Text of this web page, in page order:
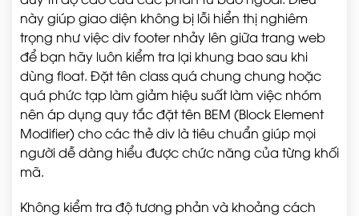
này giúp giao diện không bị lỗi hiển thị nghiêm
trọng như việc div footer nhảy lên giữa trang web
để bạn hãy luôn kiểm tra lại khung bao sau khi
dùng float. Đặt tên class quá chung chung hoặc
quá phức tạp làm giảm hiệu suất làm việc nhóm
nên áp dụng quy tắc đặt tên BEM (Block Element
Modifier) cho các thẻ div là tiêu chuẩn giúp mọi
người dễ dàng hiểu được chức năng của từng khối
mã.
Không kiểm tra độ tương phản và khoảng cách